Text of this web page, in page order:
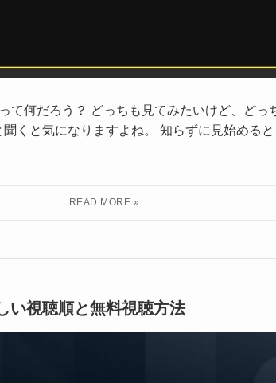
て何だろう？ どっちも見てみたいけど、どっ
くと気になりますよね。 知らずに見始める
い視聴順と無料視聴方法